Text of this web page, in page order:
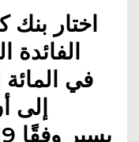
اختار
في المائة
إلى